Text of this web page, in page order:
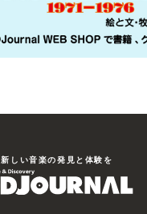
新しい⾳楽の発⾒と体験を